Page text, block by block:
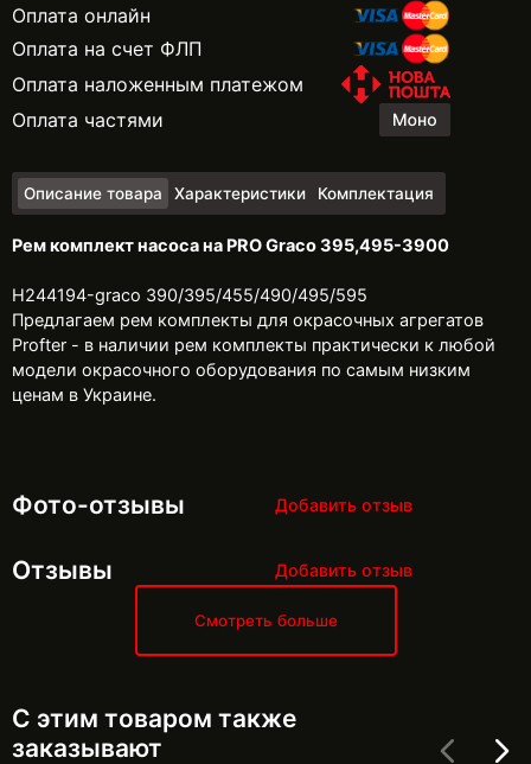
Оплата онлайн
Оплата на счет ФЛП
Оплата наложенным платежом
Оплата частями
Описание товара Характеристики Комплектация
Рем комплект насоса на PRO Graco 395,495-3900
Н244194-graco 390/395/455/490/495/595
Предлагаем рем комплекты для окрасочных агрегатов
Profter - в наличии рем комплекты практически к любой
модели окрасочного оборудования по самым низким
ценам в Украине.
Фото-отзывы Добавить отзыв
Отзывы Добавить отзыв
Смотреть больше
С этим товаром также
заказывают